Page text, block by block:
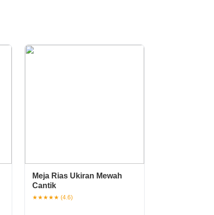
Meja Rias Ukiran Mewah
Cantik
★★★★★ (4.6)